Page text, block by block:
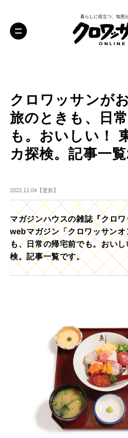
暮らしに役立つ、知恵
クロワッサンが
旅のときも、日
も。おいしい！
カ探検。記事一
2022.11.04【更新】
マガジンハウスの雑誌『クロ
webマガジン「クロワッサン
も、日常の帰宅前でも。おい
検。記事一覧です。